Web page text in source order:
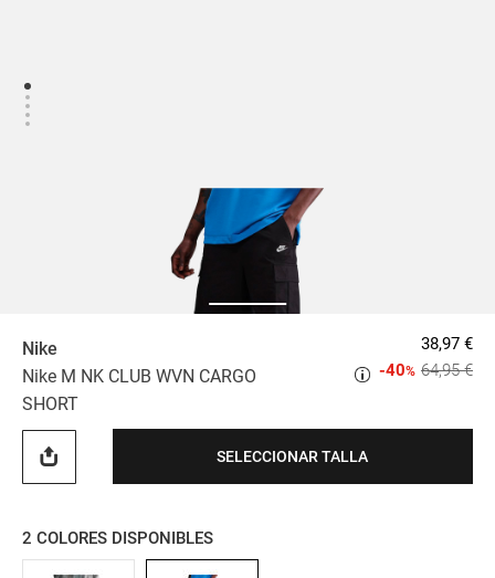
Nike
Nike M NK CLUB WVN CARGO
SHORT
38,97 €
64,95 €
-40%
SELECCIONAR TALLA
2 COLORES DISPONIBLES